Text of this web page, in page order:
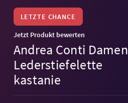
LETZTE CHANCE
Jetzt Produkt bewerten
Andrea Conti Damen
Lederstiefelette
kastanie